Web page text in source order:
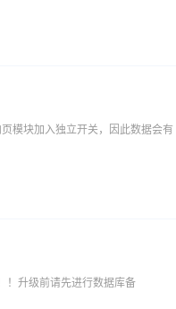
模块加入独立开关，因此数据会有
！升级前请先进行数据库备